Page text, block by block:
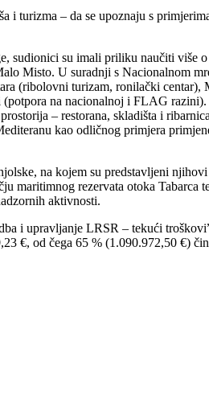
turizma – da se upoznaju s
sudionici su imali priliku naučiti
Misto. U suradnji s Nacionalnom
(ribolovni turizam, ronilački centar),
na nacionalnoj i FLAG razini).
– restorana, skladišta i
kao odličnog primjera
na kojem su predstavljeni
maritimnog rezervata otoka
aktivnosti.
i upravljanje LRSR – tekući
€, od čega 65 % (1.090.972,50 €)